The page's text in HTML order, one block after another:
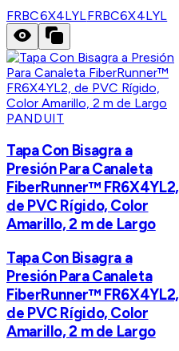
FRBC6X4LYLFRBC6X4LYL
PANDUIT
Tapa Con Bisagra a
Presión Para Canaleta
FiberRunner™ FR6X4YL2,
de PVC Rígido, Color
Amarillo, 2 m de Largo
Tapa Con Bisagra a
Presión Para Canaleta
FiberRunner™ FR6X4YL2,
de PVC Rígido, Color
Amarillo, 2 m de Largo